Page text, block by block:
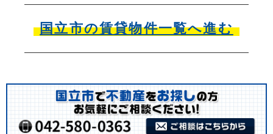
国立市の賃貸物件一覧へ進む